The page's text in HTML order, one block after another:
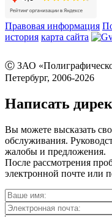
Правовая информация
история карта сайта
Ⓒ ЗАО
Петербург, 2006-2026
Написать
Вы можете высказать
обслуживания.
жалобы и предложения.
После рассмотрения
электронной почте или